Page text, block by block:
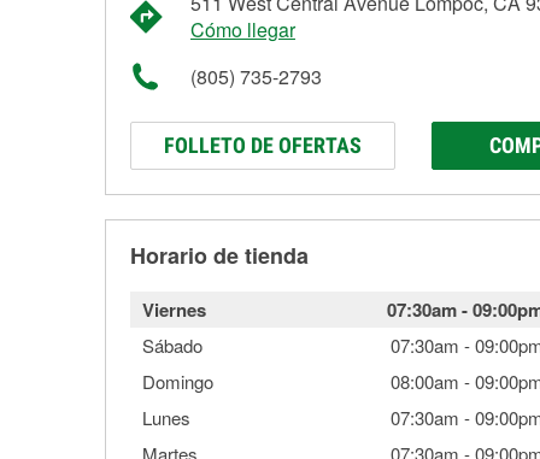
Cómo llegar
(805) 735-2793
FOLLETO DE OFERTAS
Horario de tienda
Viernes 07:30am-
Sábado 07:30am -
Domingo
08:00am -
Lunes
07:30am -
Martes
07:30am -